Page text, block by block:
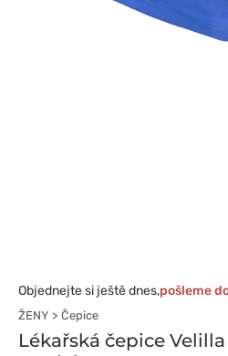
Objednejte si ještě dnes,pošleme
ŽENY Čepice
Lékařská čepice